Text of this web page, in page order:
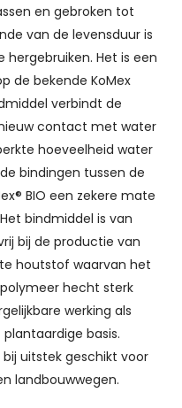
en gebroken tot
van de levensduur is
hergebruiken. Het is een
de bekende KoMex
verbindt de
contact met water
hoeveelheid water
bindingen tussen de
BIO een zekere mate
bindmiddel is van
bij de productie van
houtstof waarvan het
hecht sterk
werking als
basis.
bij uitstek geschikt voor
landbouwwegen.